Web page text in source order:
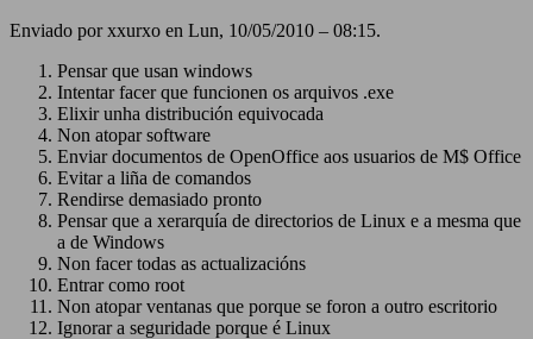
Enviado por xxurxo en Lun, 10/05/2010 – 08:15.
Pensar que usan windows
Intentar facer que funcionen os arquivos .exe
Elixir unha distribución equivocada
Non atopar software
Enviar documentos de OpenOffice aos usuarios de M$ Office
Evitar a liña de comandos
Rendirse demasiado pronto
Pensar que a xerarquía de directorios de Linux e a mesma que
a de Windows
Non facer todas as actualizacións
Entrar como root
Non atopar ventanas que porque se foron a outro escritorio
Ignorar a seguridade porque é Linux